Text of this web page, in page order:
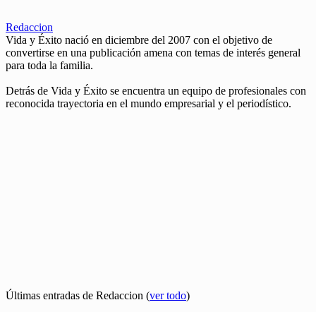
Redaccion
Vida y Éxito nació en diciembre del 2007 con el objetivo de
convertirse en una publicación amena con temas de interés general
para toda la familia.
Detrás de Vida y Éxito se encuentra un equipo de profesionales con
reconocida trayectoria en el mundo empresarial y el periodístico.
Últimas entradas de Redaccion (ver todo)